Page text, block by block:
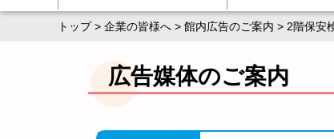
トップ> 企業の皆様へ > 館内広告のご案内 > 2階保安
広告媒体のご案内